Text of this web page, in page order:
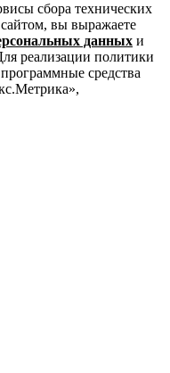
сбора технических
вы выражаете
данных и
реализации политики
средства